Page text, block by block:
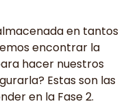
en tantos
encontrar la
hacer nuestros
Estas son las
en la Fase 2.